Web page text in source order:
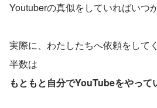
Youtuberの真似をしていればいつ
実際に、わたしたちへ依頼をして
半数は
もともと自分でYouTubeをやって